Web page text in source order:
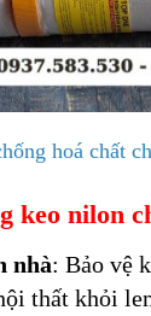
hoá chất
keo nilon
nhà: Bảo vệ
thất khỏi